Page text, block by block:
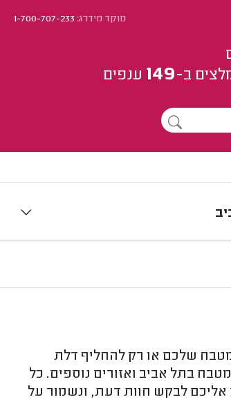
מוקד מידרג:1-700-707-233
ב-149 ענפים
שלכם או רק להחליף דלת
בתל אביב ואזורים נוספים. כל
אליכם לבקש חוות דעת, ונשמור על